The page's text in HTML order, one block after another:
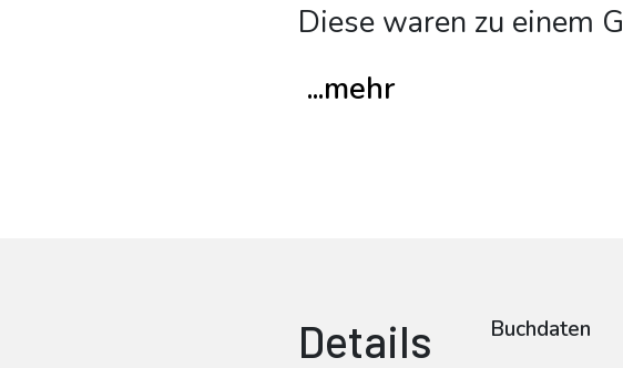
Diese waren zu einem G
...mehr
Details Buchdaten